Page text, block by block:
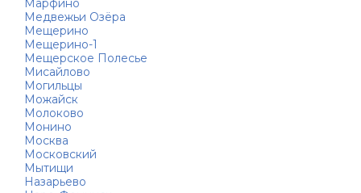
Марфино
Медвежьи Озёра
Мещерино
Мещерино-1
Мещерское Полесье
Мисайлово
Могильцы
Можайск
Молоково
Монино
Москва
Московский
Мытищи
Назарьево